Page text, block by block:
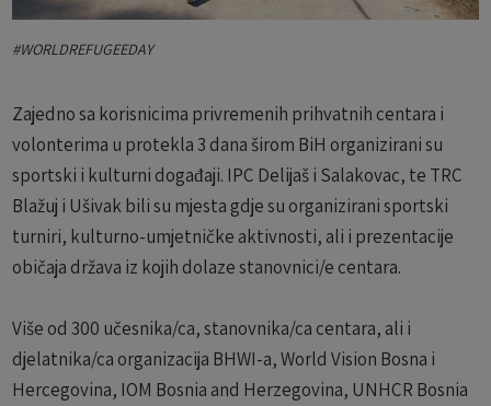
#WORLDREFUGEEDAY
Zajedno sa korisnicima privremenih prihvatnih centara i
volonterima u protekla 3 dana širom BiH organizirani su
sportski i kulturni događaji. IPC Delijaš i Salakovac, te TRC
Blažuj i Ušivak bili su mjesta gdje su organizirani sportski
turniri, kulturno-umjetničke aktivnosti, ali i prezentacije
običaja država iz kojih dolaze stanovnici/e centara.
Više od 300 učesnika/ca, stanovnika/ca centara, ali i
djelatnika/ca organizacija BHWI-a, World Vision Bosna i
Hercegovina, IOM Bosnia and Herzegovina, UNHCR Bosnia